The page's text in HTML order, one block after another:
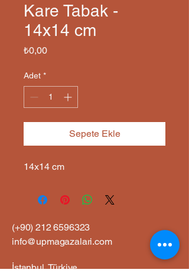
Kare Tabak -
14x14 cm
₺0,00Fiyat
Adet *
Sepete Ekle
14x14 cm
(+90)212 6596323
info@upmagazalari.com
İstanbul, Türkiye